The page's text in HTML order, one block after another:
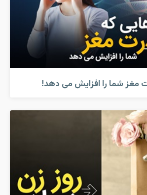
مغز شما را افزایش می دهد!